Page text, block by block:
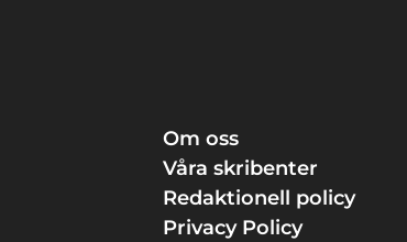
Om oss
Våra skribenter
Redaktionell policy
Privacy Policy